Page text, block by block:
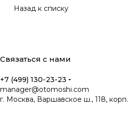
Назад к списку
Связаться с нами
+7 (499) 130-23-23
manager@otomoshi.com
г. Москва, Варшавское ш., 118, корп.